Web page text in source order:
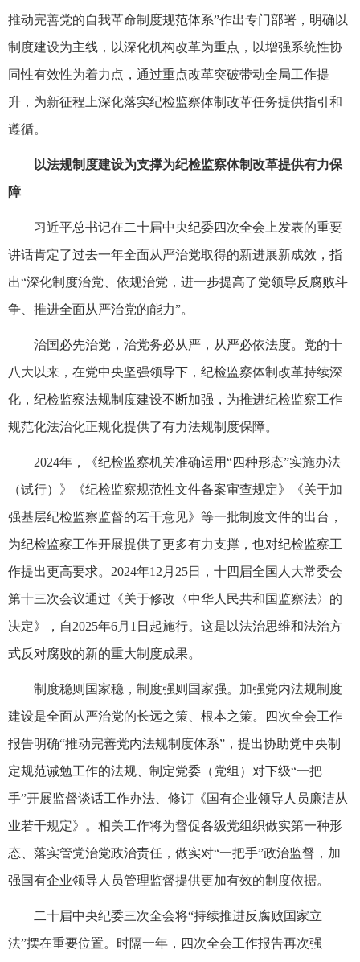
推动完善党的自我革命制度规范体系”作出专门部署，明确以
制度建设为主线，以深化机构改革为重点，以增强系统性协
同性有效性为着力点，通过重点改革突破带动全局工作提
升，为新征程上深化落实纪检监察体制改革任务提供指引和
遵循。
以法规制度建设为支撑为纪检监察体制改革提供有力保
障
习近平总书记在二十届中央纪委四次全会上发表的重要
讲话肯定了过去一年全面从严治党取得的新进展新成效，指
出“深化制度治党、依规治党，进一步提高了党领导反腐败斗
争、推进全面从严治党的能力”。
治国必先治党，治党务必从严，从严必依法度。党的十
八大以来，在党中央坚强领导下，纪检监察体制改革持续深
化，纪检监察法规制度建设不断加强，为推进纪检监察工作
规范化法治化正规化提供了有力法规制度保障。
2024年，《纪检监察机关准确运用“四种形态”实施办法
（试行）》《纪检监察规范性文件备案审查规定》《关于加
强基层纪检监察监督的若干意见》等一批制度文件的出台，
为纪检监察工作开展提供了更多有力支撑，也对纪检监察工
作提出更高要求。2024年12月25日，十四届全国人大常委会
第十三次会议通过《关于修改〈中华人民共和国监察法〉的
决定》，自2025年6月1日起施行。这是以法治思维和法治方
式反对腐败的新的重大制度成果。
制度稳则国家稳，制度强则国家强。加强党内法规制度
建设是全面从严治党的长远之策、根本之策。四次全会工作
报告明确“推动完善党内法规制度体系”，提出协助党中央制
定规范诫勉工作的法规、制定党委（党组）对下级“一把
手”开展监督谈话工作办法、修订《国有企业领导人员廉洁从
业若干规定》。相关工作将为督促各级党组织做实第一种形
态、落实管党治党政治责任，做实对“一把手”政治监督，加
强国有企业领导人员管理监督提供更加有效的制度依据。
二十届中央纪委三次全会将“持续推进反腐败国家立
法”摆在重要位置。时隔一年，四次全会工作报告再次强